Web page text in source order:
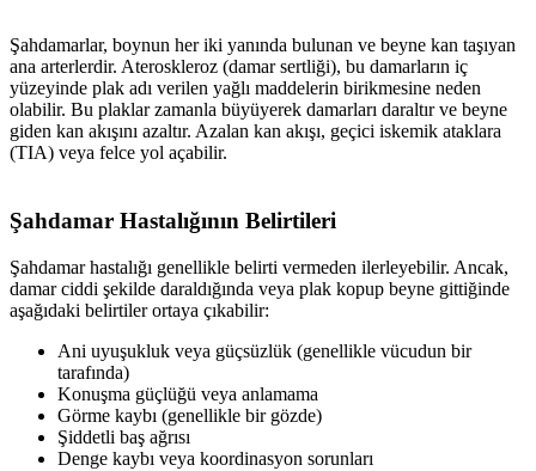
Şahdamarlar, boynun her iki yanında bulunan ve beyne kan taşıyan
ana arterlerdir. Ateroskleroz (damar sertliği), bu damarların iç
yüzeyinde plak adı verilen yağlı maddelerin birikmesine neden
olabilir. Bu plaklar zamanla büyüyerek damarları daraltır ve beyne
giden kan akışını azaltır. Azalan kan akışı, geçici iskemik ataklara
(TIA) veya felce yol açabilir.
Şahdamar Hastalığının Belirtileri
Şahdamar hastalığı genellikle belirti vermeden ilerleyebilir. Ancak,
damar ciddi şekilde daraldığında veya plak kopup beyne gittiğinde
aşağıdaki belirtiler ortaya çıkabilir:
Ani uyuşukluk veya güçsüzlük (genellikle vücudun bir
tarafında)
Konuşma güçlüğü veya anlamama
Görme kaybı (genellikle bir gözde)
Şiddetli baş ağrısı
Denge kaybı veya koordinasyon sorunları